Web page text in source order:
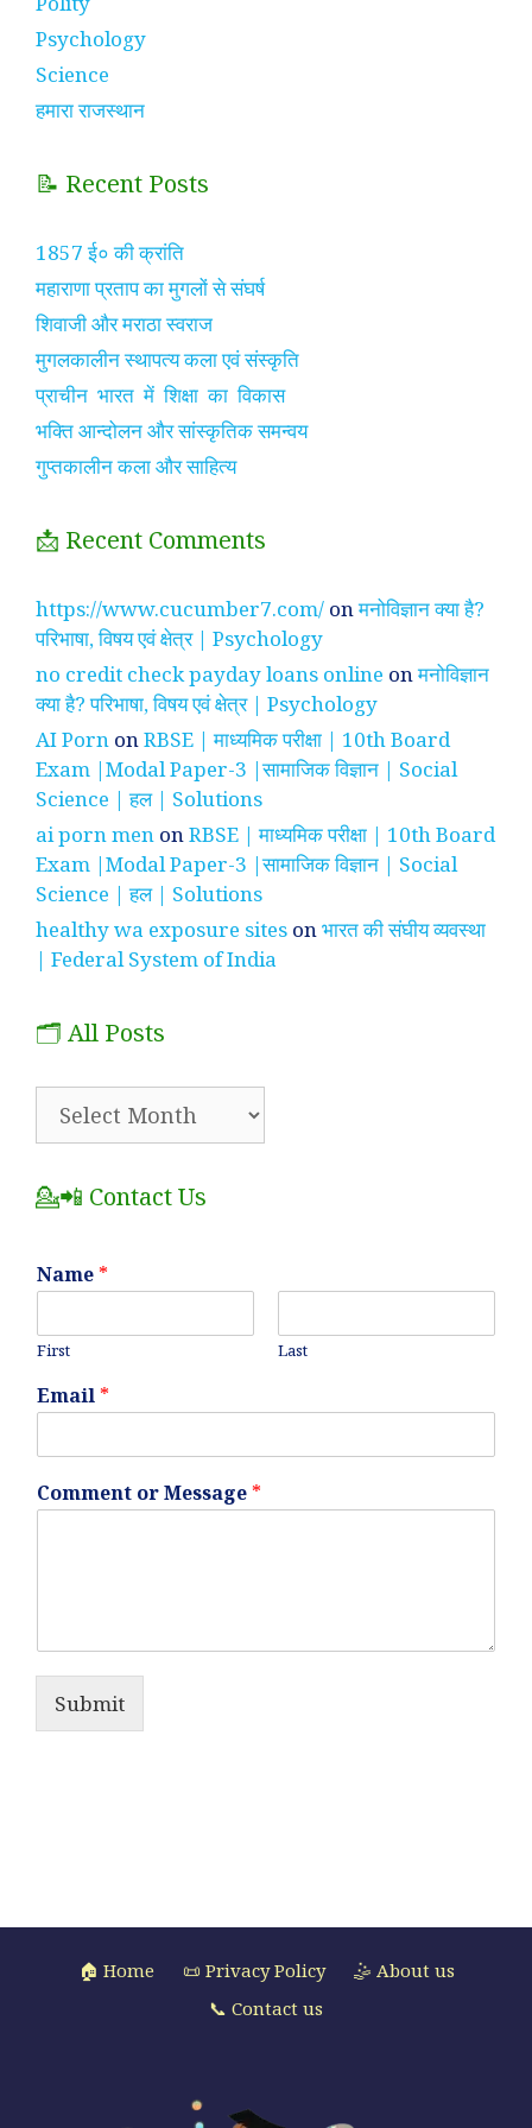
Psychology
Science
हमारा राजस्थान
📝 Recent Posts
1857 ई० की क्रांति
महाराणा प्रताप का मुगलों से संघर्ष
शिवाजी और मराठा स्वराज
मुगलकालीन स्थापत्य कला एवं संस्कृति
प्राचीन भारत में शिक्षा का विकास
भक्ति आन्दोलन और सांस्कृतिक समन्वय
गुप्तकालीन कला और साहित्य
📩 Recent Comments
https://www.cucumber7.com/ onमनोविज्ञान क्या है?
परिभाषा, विषय एवं क्षेत्र | Psychology
no credit check payday loans online onमनोविज्ञान
क्या है? परिभाषा, विषय एवं क्षेत्र | Psychology
AI Porn onRBSE | माध्यमिक परीक्षा | 10th Board
Exam |Modal Paper-3 |सामाजिक विज्ञान | Social
Science | हल | Solutions
ai porn men onRBSE | माध्यमिक परीक्षा | 10th Board
Exam |Modal Paper-3 |सामाजिक विज्ञान | Social
Science | हल | Solutions
healthy wa exposure sites onभारत की संघीय व्यवस्था
| Federal System of India
🗂️ All Posts
💁📲 Contact Us
Name *
First Last
Email *
Comment or Message *
Submit
🏠 Home 📜 Privacy Policy
🤹 About us
📞 Contact us